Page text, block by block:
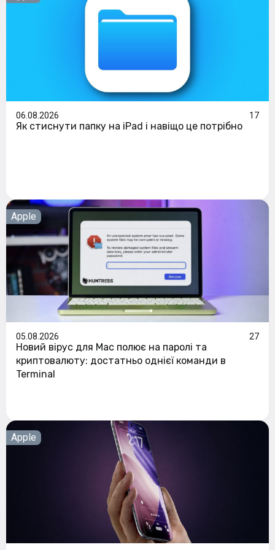
06.08.2026 17
Як стиснути папку на iPad і навіщо це потрібно
Apple
05.08.2026 27
Новий вірус для Mac полює на паролі та
криптовалюту: достатньо однієї команди в
Terminal
Apple